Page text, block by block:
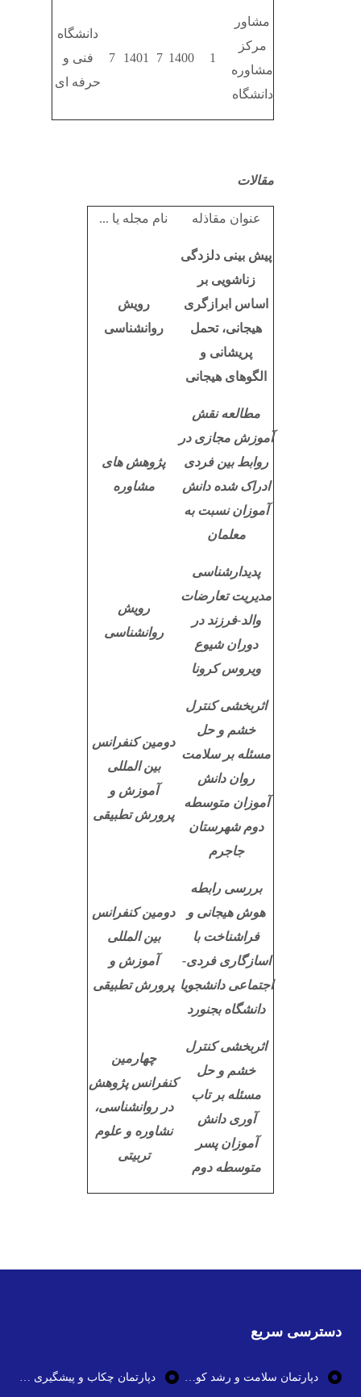
مشاور
مرکز
مشاوره
دانشگاه
1
1400
7
1401
7
دانشگاه
فنی و
حرفه ای
مقالات
عنوان مقاذله نام مجله یا ...
پیش بینی دلزدگی
زناشویی بر
اساس ابرازگری
هیجانی، تحمل
پریشانی و
الگوهای هیجانی
رویش
روانشناسی
مطالعه نقش
آموزش مجازی در
روابط بین فردی
ادراک شده دانش
آموزان نسبت به
معلمان
پژوهش های
مشاوره
پدیدارشناسی
مدیریت تعارضات
والد-فرزند در
دوران شیوع
ویروس کرونا
رویش
روانشناسی
اثربخشی کنترل
خشم و حل
مسئله بر سلامت
روان دانش
آموزان متوسطه
دوم شهرستان
جاجرم
دومین کنفرانس
بین المللی
آموزش و
پرورش تطبیقی
بررسی رابطه
هوش هیجانی و
فراشناخت با
اسازگاری فردی-
اجتماعی دانشجویا
دانشگاه بجنورد
دومین کنفرانس
بین المللی
آموزش و
پرورش تطبیقی
اثربخشی کنترل
خشم و حل
مسئله بر تاب
آوری دانش
آموزان پسر
متوسطه دوم
چهارمین
کنفرانس پژوهش
در روانشناسی،
نشاوره و علوم
تربیتی
دسترسی سریع
دپارتمان سلامت و رشد کودک دپارتمان چکاب و پیشگیری از بیماری ها